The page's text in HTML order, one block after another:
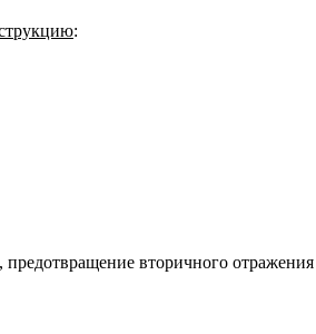
:
вторичного